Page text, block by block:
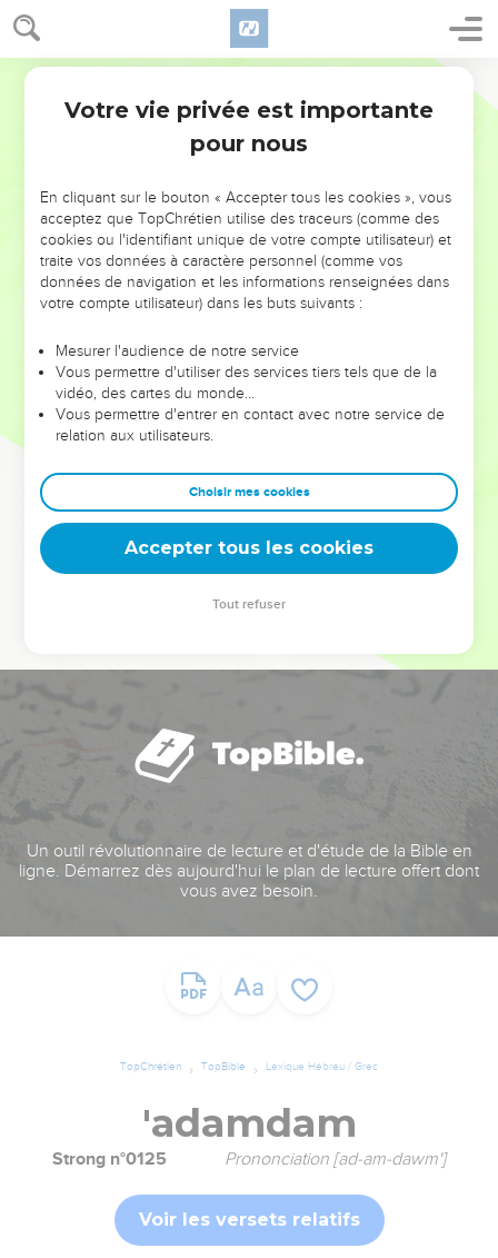
NE MANQUEZ PAS L’ÉVÉNEMENT
DE L’ANNÉE !
ET SI LEURS ERREURS POUVAIENT VOUS ÉVITER LES
VOTRES ?
leur foi ou leur vision. Mais on voit moins les doutes, les erreurs
et les saisons difficiles qu'ils ont traversés, alors même que ce
sont elles qui les ont façonnés.
Dans cette conférence, leaders, entrepreneurs, et responsables
clés pour avancer avec plus de sagesse afin que leurs erreurs
deviennent vos tremplins. Que vous guidiez un ministère, une
équipe, un groupe ou une famille, leur expérience est faite
Un outil révolutionnaire de lecture et d'étude de la Bible en
ligne. Démarrez dès aujourd'hui le plan de lecture offert dont
vous avez besoin.
TopChrétien TopBible Lexique Hébreu / Grec
'adamdam
Strong n°0125 Prononciation [ad-am-dawm']
Voir les versets relatifs
Votre vie privée est importante
pour nous
En cliquant sur le bouton « Accepter tous les cookies », vous
acceptez que TopChrétien utilise des traceurs (comme des
cookies ou l'identifiant unique de votre compte utilisateur) et
traite vos données à caractère personnel (comme vos
données de navigation et les informations renseignées dans
votre compte utilisateur) dans les buts suivants :
Mesurer l'audience de notre service
Vous permettre d'utiliser des services tiers tels que de la
vidéo, des cartes du monde…
Vous permettre d'entrer en contact avec notre service de
relation aux utilisateurs.
Choisir mes cookies
Accepter tous les cookies
Tout refuser